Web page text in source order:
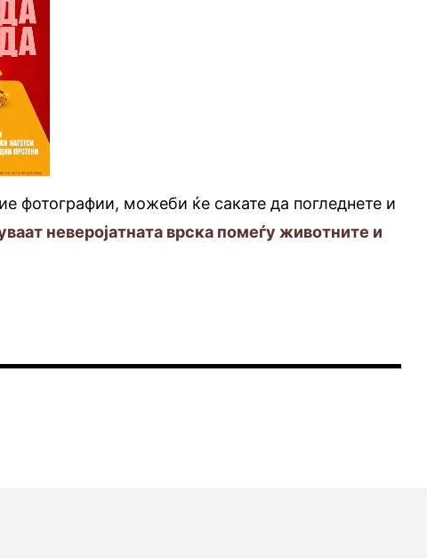
фотографии, можеби ќе сакате да погледнете и
неверојатната врска помеѓу животните и